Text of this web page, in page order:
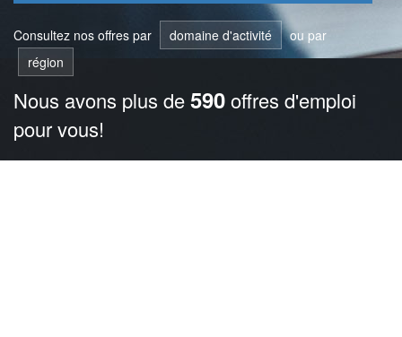
Consultez nos offres par domaine d'activité
ou par
région
Nous avons plus de590offres d'emploi
pour vous!